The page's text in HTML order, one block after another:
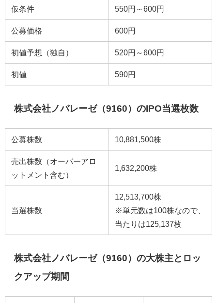
仮条件 550円～600円
公募価格 600円
初値予想（独自） 520円～600円
初値 590円
株式会社ノバレーゼ（9160）のIPO当選枚数
公募株数 10,881,500株
売出株数（オーバーアロ
ットメント含む）
1,632,200株
当選株数
12,513,700株
※単元数は100株なので、
当たりは125,137枚
株式会社ノバレーゼ（9160）の大株主とロッ
クアップ期間